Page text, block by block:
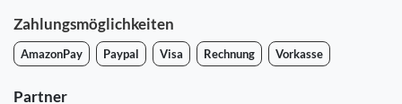
Zahlungsmöglichkeiten
AmazonPay Paypal Visa Rechnung Vorkasse
Partner